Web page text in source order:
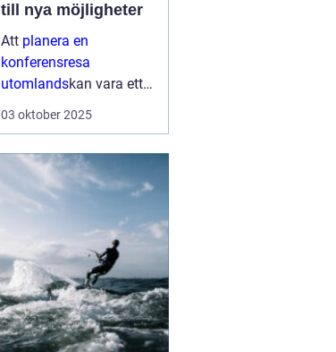
till nya möjligheter
Att planera en
konferensresa
utomlandskan vara ett
av de mest spännande
den globala scenen...
03 oktober 2025